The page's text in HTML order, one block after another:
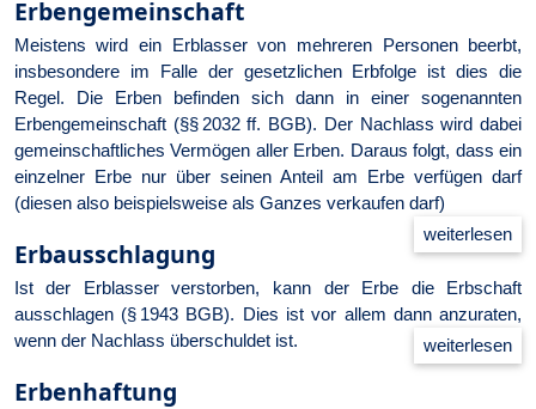
Erbengemeinschaft
Meistens wird ein Erblasser von mehreren Personen beerbt,
insbesondere im Falle der gesetzlichen Erbfolge ist dies die
Regel. Die Erben befinden sich dann in einer sogenannten
Erbengemeinschaft (§§ 2032 ff. BGB). Der Nachlass wird dabei
gemeinschaftliches Vermögen aller Erben. Daraus folgt, dass ein
einzelner Erbe nur über seinen Anteil am Erbe verfügen darf
(diesen also beispielsweise als Ganzes verkaufen darf)
Erbausschlagung
Ist der Erblasser verstorben, kann der Erbe die Erbschaft
ausschlagen (§ 1943 BGB). Dies ist vor allem dann anzuraten,
wenn der Nachlass überschuldet ist.
Erbenhaftung